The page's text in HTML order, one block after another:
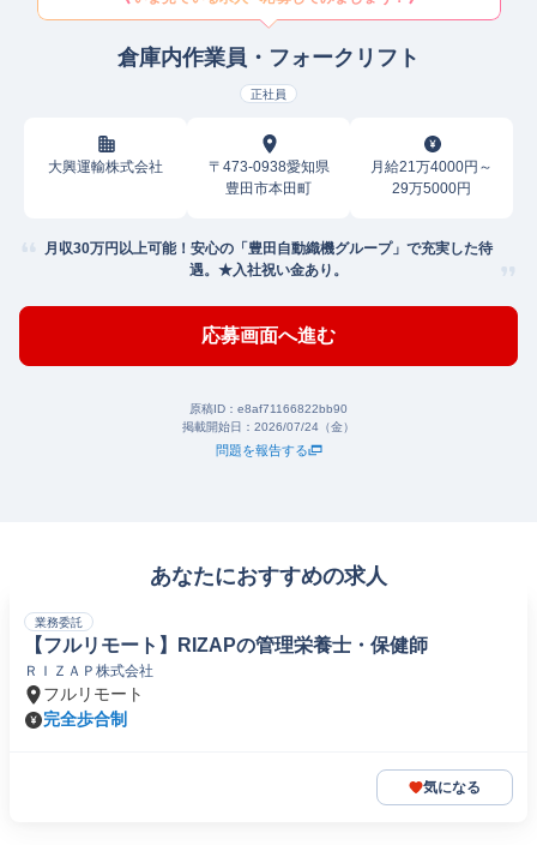
倉庫内作業員・フォークリフト
正社員
大興運輸株式会社
〒473-0938愛知県
豊田市本田町
月給21万4000円～
29万5000円
月収30万円以上可能！安心の「豊田自動織機グループ」で充実した待
遇。★入社祝い金あり。
応募画面へ進む
原稿ID： e8af71166822bb90
掲載開始日： 2026/07/24（金）
問題を報告する
あなたにおすすめの求人
業務委託
【フルリモート】RIZAPの管理栄養士・保健師
ＲＩＺＡＰ株式会社
フルリモート
完全歩合制
気になる